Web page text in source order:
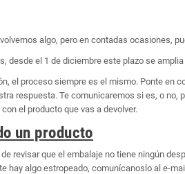
algo, pero en contadas ocasiones,
desde el 1 de diciembre este plazo se
el proceso siempre es el mismo. Ponte
respuesta. Te comunicaremos si es, o
el producto que vas a devolver.
un producto
revisar que el embalaje no tiene ningún
hay algo estropeado, comunícanoslo al e-mail